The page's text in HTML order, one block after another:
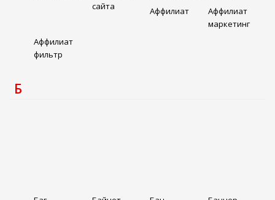
сайта
Аффилиат
Аффилиат
маркетинг
Аффилиат
фильтр
Б